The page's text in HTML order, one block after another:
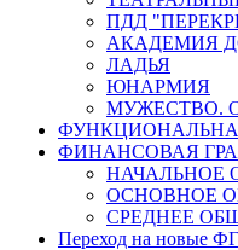
ПДД
АКАДЕМИЯ
ЛАДЬЯ
ЮНАРМИЯ
МУЖЕСТВО.
ФИНАНСОВАЯ
НАЧАЛЬНОЕ
ОСНОВНОЕ
СРЕДНЕЕ
Переход на новые